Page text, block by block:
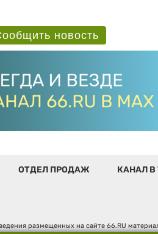
новость
ОТДЕЛ ПРОДАЖ КАНАЛ В
размещенных на сайте 66.RU